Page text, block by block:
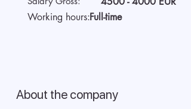
Working hours:Full-time
About the company